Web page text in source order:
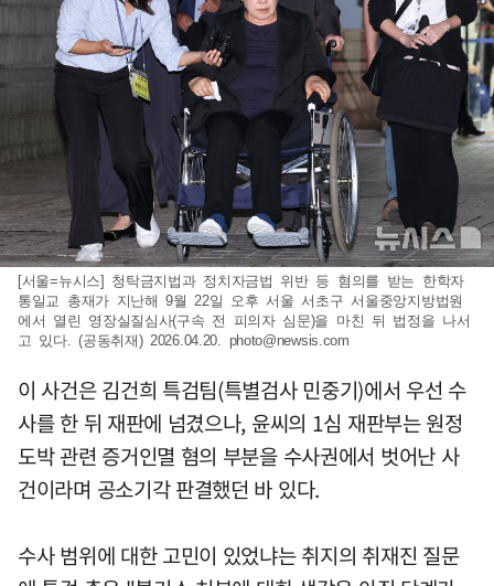
[서울=뉴시스] 청탁금지법과 정치자금법 위반 등 혐의를 받는 한학자
통일교 총재가 지난해 9월 22일 오후 서울 서초구 서울중앙지방법원
에서 열린 영장실질심사(구속 전 피의자 심문)을 마친 뒤 법정을 나서
고 있다. (공동취재) 2026.04.20. photo@newsis.com
이 사건은 김건희 특검팀(특별검사 민중기)에서 우선 수
사를 한 뒤 재판에 넘겼으나, 윤씨의 1심 재판부는 원정
도박 관련 증거인멸 혐의 부분을 수사권에서 벗어난 사
건이라며 공소기각 판결했던 바 있다.
수사 범위에 대한 고민이 있었냐는 취지의 취재진 질문